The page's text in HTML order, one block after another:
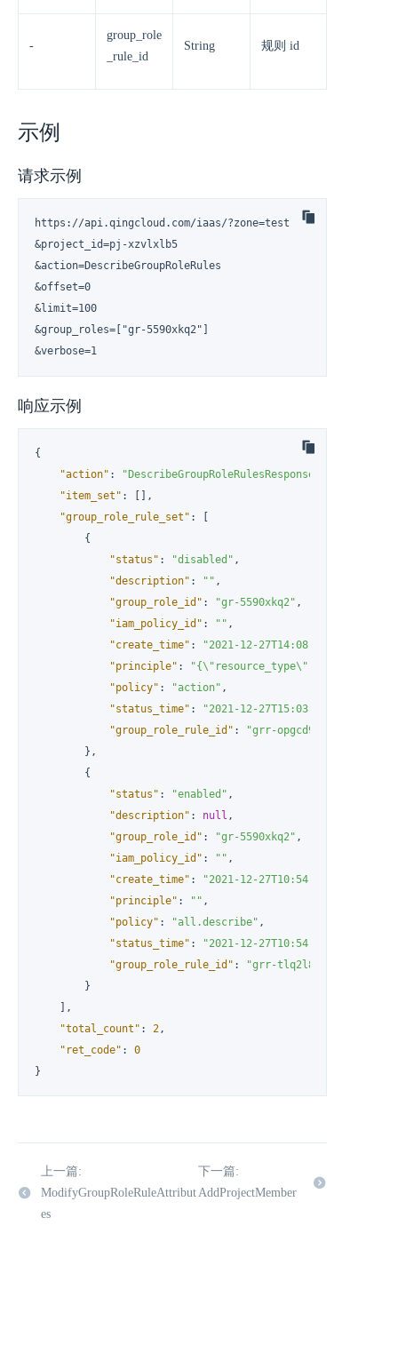
-
group_role
_rule_id
String 规则 id
示例
请求示例
https://api.qingcloud.com/iaas/?zone=test
&project_id=pj-xzvlxlb5
&action=DescribeGroupRoleRules
&offset=0
&limit=100
&group_roles=["gr-5590xkq2"]
&verbose=1
响应示例
{
"action" : "DescribeGroupRoleRulesResponse"
"item_set" :
,
"group_role_rule_set" :
{
"status" : "disabled" ,
"description" : "" ,
"group_role_id" : "gr-5590xkq2" ,
"iam_policy_id" : "" ,
"create_time" : "2021-12-27T14:08:46"
"principle" :
"policy" : "action" ,
"status_time" : "2021-12-27T15:03:40"
"group_role_rule_id" :
"grr-opgcd9te"
} ,
{
"status" : "enabled" ,
"description" : null ,
"group_role_id" : "gr-5590xkq2" ,
"iam_policy_id" : "" ,
"create_time" : "2021-12-27T10:54:35"
"principle" : "" ,
"policy" : "all.describe" ,
"status_time" : "2021-12-27T10:54:35"
"group_role_rule_id" :
"grr-tlq2l8tk"
}
,
"total_count" : 2,
"ret_code" :
0
}
上一篇:
ModifyGroupRoleRuleAttribut
es
下一篇:
AddProjectMember